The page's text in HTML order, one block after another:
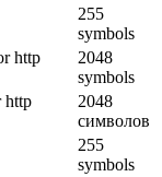
255
symbols
http
2048
symbols
http
2048
символов
255
symbols